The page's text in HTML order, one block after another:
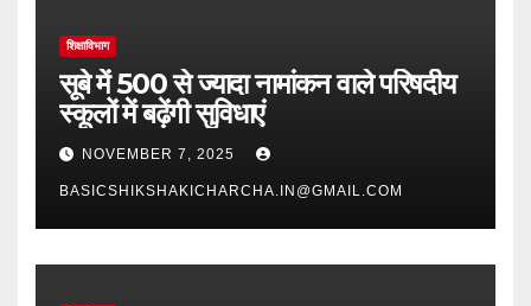
शिक्षाविभाग
सूबे में 500 से ज्यादा नामांकन वाले परिषदीय
स्कूलों में बढ़ेंगी सुविधाएं
NOVEMBER 7, 2025
BASICSHIKSHAKICHARCHA.IN@GMAIL.COM